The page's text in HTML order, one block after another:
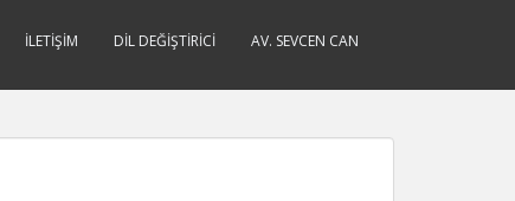
İLETIŞIM DIL DEĞIŞTIRICI AV. SEVCEN CAN